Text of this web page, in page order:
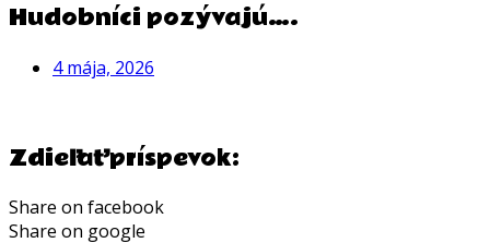
Hudobníci pozývajú….
4 mája, 2026
Zdieľať príspevok:
Share on facebook
Share on google